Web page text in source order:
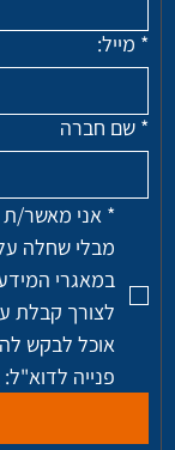
* מייל:
* שם חברה
*
פנייה לדוא"ל: